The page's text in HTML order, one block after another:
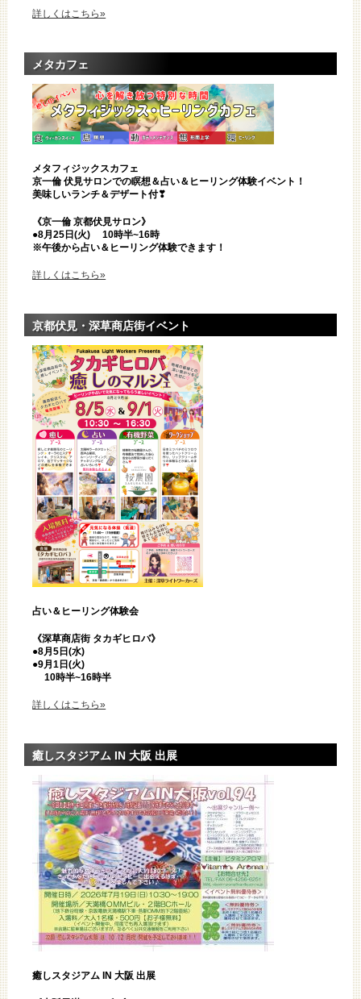
詳しくはこちら»
メタカフェ
メタフィジックスカフェ
京一倫 伏見サロンでの瞑想＆占い＆ヒーリング体験イベント！
美味しいランチ＆デザート付❣
《京一倫 京都伏見サロン》
●8月25日(火) 10時半~16時
※午後から占い＆ヒーリング体験できます！
詳しくはこちら»
京都伏見・深草商店街イベント
占い＆ヒーリング体験会
《深草商店街 タカギヒロバ》
●8月5日(水)
●9月1日(火)
10時半~16時半
詳しくはこちら»
癒しスタジアム IN 大阪 出展
癒しスタジアム IN 大阪 出展